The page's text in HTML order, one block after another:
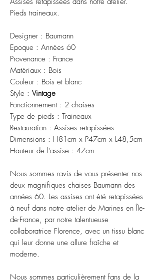
Pieds traineaux.
Designer : Baumann
Epoque : Années 60
Provenance : France
Matériaux : Bois
Couleur : Bois et blanc
Style : Vintage
Fonctionnement : 2 chaises
Type de pieds : Traineaux
Restauration : Assises retapissées
Dimensions : H81cm x P47cm x L48,5cm
Hauteur de l'assise : 47cm
Nous sommes ravis de vous présenter nos
deux magnifiques chaises Baumann des
années 60. Les assises ont été retapissées
à neuf dans notre atelier de Marines en Île-
de-France, par notre talentueuse
collaboratrice Florence, avec un tissu blanc
qui leur donne une allure fraîche et
moderne.
Nous sommes particulièrement fans de la